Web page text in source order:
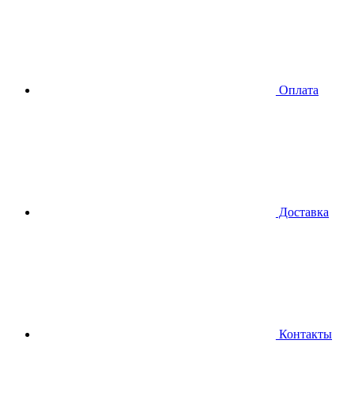
Оплата
Доставка
Контакты